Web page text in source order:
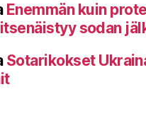
Enemmän kuin
sodan
Sotarikokset